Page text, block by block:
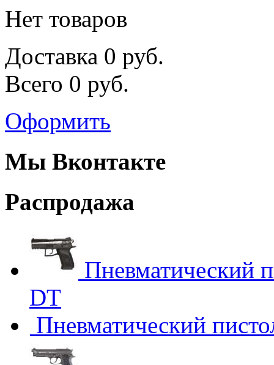
Нет товаров
Доставка 0 руб.
Всего 0 руб.
Оформить
Мы Вконтакте
Распродажа
Пневматический
DT
Пневматический